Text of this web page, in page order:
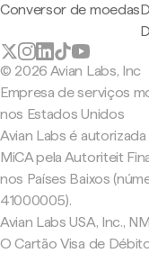
Conversor de moedas
© 2026 Avian Labs, Inc
Empresa de serviços
nos Estados Unidos
Avian Labs é
MiCA pela Autoriteit
nos Países Baixos
41000005).
Avian Labs USA, Inc.,
O Cartão Visa de